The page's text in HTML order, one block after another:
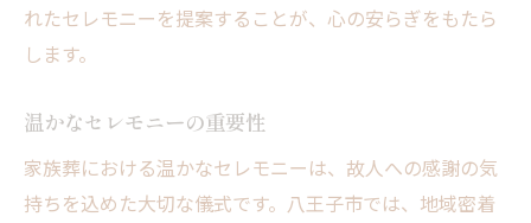
れたセレモニーを提案することが、心の安らぎをもたら
します。
温かなセレモニーの重要性
家族葬における温かなセレモニーは、故人への感謝の気
持ちを込めた大切な儀式です。八王子市では、地域密着